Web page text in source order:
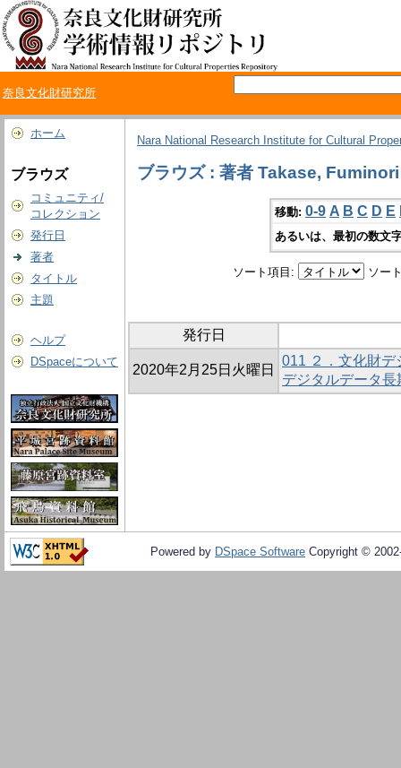
奈良文化財研究所
ホーム
ブラウズ
コミュニティ/
コレクション
発行日
著者
タイトル
主題
ヘルプ
DSpaceについて
Nara National Research Institute for Cultural
ブラウズ : 著者 Takase, Fuminori
移動: 0-9 A B C D E
あるいは、最初の数文
ソート項目: ソー
発行日
2020年2月25日火曜日
011 ２．文化財デ
デジタルデータ
Powered by DSpace Software Copyright ©